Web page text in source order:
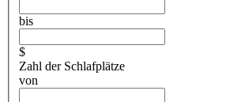
bis
$
Zahl der Schlafplätze
von